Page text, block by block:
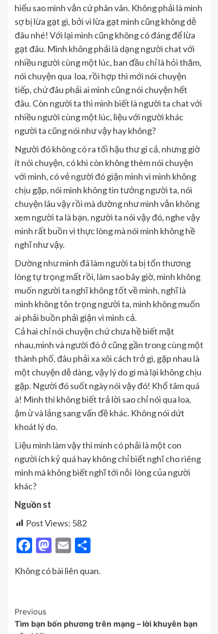
hiểu sao mình vẫn cứ phân vân. Không phải là mình
sợ bị lừa gạt gì, bởi vì lừa gạt mình cũng không dễ
đâu nhé! Với lại mình cũng không có đáng để lừa
gạt đâu. Mình không phải là dạng người chat với
nhiều người cùng một lúc, ban đầu chỉ là hỏi thăm,
nói chuyện qua loa, rồi hợp thì mới nói chuyện
tiếp, chứ đâu phải ai mình cũng nói chuyện hết
đâu. Còn người ta thì mình biết là người ta chat với
nhiều người cùng một lúc, liệu với người khác
người ta cũng nói như vậy hay không?
Người đó không có ra tối hậu thư gì cả, nhưng giờ
ít nói chuyện, có khi còn không thèm nói chuyện
với mình, có vẻ người đó giận mình vì mình không
chịu gặp, nói mình không tin tưởng người ta, nói
chuyện lâu vậy rồi mà dường như mình vẫn không
xem người ta là bạn, người ta nói vậy đó, nghe vậy
mình rất buồn vì thực lòng mà nói mình không hề
nghĩ như vậy.
Dường như mình đã làm người ta bị tổn thương
lòng tự trọng mất rồi, làm sao bây giờ, mình không
muốn người ta nghĩ không tốt về mình, nghĩ là
mình không tôn trọng người ta, mình không muốn
ai phải buồn phải giận vì mình cả.
Cả hai chỉ nói chuyện chứ chưa hề biết mặt
nhau,mình và người đó ở cũng gần trong cùng một
thành phố, đâu phải xa xôi cách trở gì, gặp nhau là
một chuyện dễ dàng, vậy lý do gì mà lại không chịu
gặp. Người đó suốt ngày nói vậy đó! Khổ tâm quá
à! Mình thì không biết trả lời sao chỉ nói qua loa,
ậm ừ và lảng sang vấn đề khác. Không nói dứt
khoát lý do.
Liệu mình làm vậy thì mình có phải là một con
người ích kỷ quá hay không chỉ biết nghĩ cho riêng
mình mà không biết nghĩ tới nỗi lòng của người
khác?
Nguồn st
Post Views: 582
Facebook
Mastodon
Email
Không có bài liên quan.
Post
Navigation
Previous
Tìm bạn bốn phương trên mạng – lời khuyên bạn